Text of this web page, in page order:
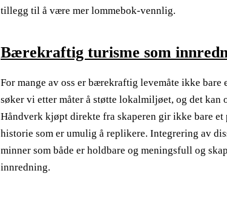
tillegg til å være mer lommebok-vennlig.
Bærekraftig turisme som
For mange av oss er bærekraftig levemåte ikke
søker vi etter måter å støtte lokalmiljøet, og det kan
Håndverk kjøpt direkte fra skaperen gir ikke bare
historie som er umulig å replikere. Integrering av
minner som både er holdbare og meningsfull og
innredning.